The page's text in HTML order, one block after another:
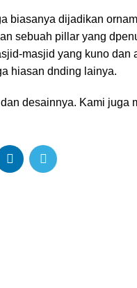
biasanya dijadikan
sebuah pillar yang
masjid yang kuno dan
hiasan dnding lainya.
desainnya. Kami juga